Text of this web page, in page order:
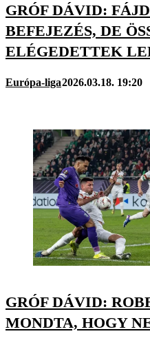
GRÓF DÁVID:
BEFEJEZÉS, DE
ELÉGEDETTEK
Európa-liga2026.03.18. 19:20
GRÓF DÁVID:
MONDTA, HOGY